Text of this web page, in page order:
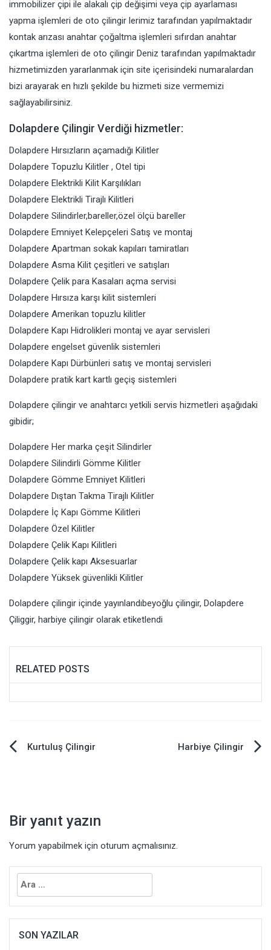
immobilizer çipi ile alakalı çip değişimi veya çip ayarlaması
yapma işlemleri de oto çilingir lerimiz tarafından yapılmaktadır
kontak arızası anahtar çoğaltma işlemleri sıfırdan anahtar
çıkartma işlemleri de oto çilingir Deniz tarafından yapılmaktadır
hizmetimizden yararlanmak için site içerisindeki numaralardan
bizi arayarak en hızlı şekilde bu hizmeti size vermemizi
sağlayabilirsiniz.
Dolapdere Çilingir Verdiği hizmetler:
Dolapdere Hırsızların açamadığı Kilitler
Dolapdere Topuzlu Kilitler , Otel tipi
Dolapdere Elektrikli Kilit Karşılıkları
Dolapdere Elektrikli Tirajlı Kilitleri
Dolapdere Silindirler,bareller,özel ölçü bareller
Dolapdere Emniyet Kelepçeleri Satış ve montaj
Dolapdere Apartman sokak kapıları tamiratları
Dolapdere Asma Kilit çeşitleri ve satışları
Dolapdere Çelik para Kasaları açma servisi
Dolapdere Hırsıza karşı kilit sistemleri
Dolapdere Amerikan topuzlu kilitler
Dolapdere Kapı Hidrolikleri montaj ve ayar servisleri
Dolapdere engelset güvenlik sistemleri
Dolapdere Kapı Dürbünleri satış ve montaj servisleri
Dolapdere pratik kart kartlı geçiş sistemleri
Dolapdere çilingir ve anahtarcı yetkili servis hizmetleri aşağıdaki
gibidir;
Dolapdere Her marka çeşit Silindirler
Dolapdere Silindirli Gömme Kilitler
Dolapdere Gömme Emniyet Kilitleri
Dolapdere Dıştan Takma Tirajlı Kilitler
Dolapdere İç Kapı Gömme Kilitleri
Dolapdere Özel Kilitler
Dolapdere Çelik Kapı Kilitleri
Dolapdere Çelik kapı Aksesuarlar
Dolapdere Yüksek güvenlikli Kilitler
Dolapdere çilingir içinde yayınlandıbeyoğlu çilingir, Dolapdere
Çiliggir, harbiye çilingir olarak etiketlendi
RELATED POSTS
YazıKurtuluş Çilingir Harbiye Çilingir
Bir yanıt yazın
Yorum yapabilmek için oturum açmalısınız.
Arama:
SON YAZILAR